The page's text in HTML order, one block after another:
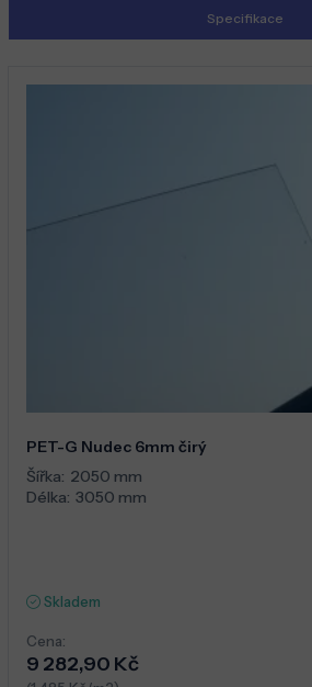
Specifikace
PET-G Nudec 6mm čirý
Šířka: 2050 mm
Délka: 3050 mm
Skladem
Cena:
9 282,90 Kč